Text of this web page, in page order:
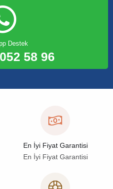
Destek
58 96
En İyi Fiyat Garantisi
En İyi Fiyat Garantisi